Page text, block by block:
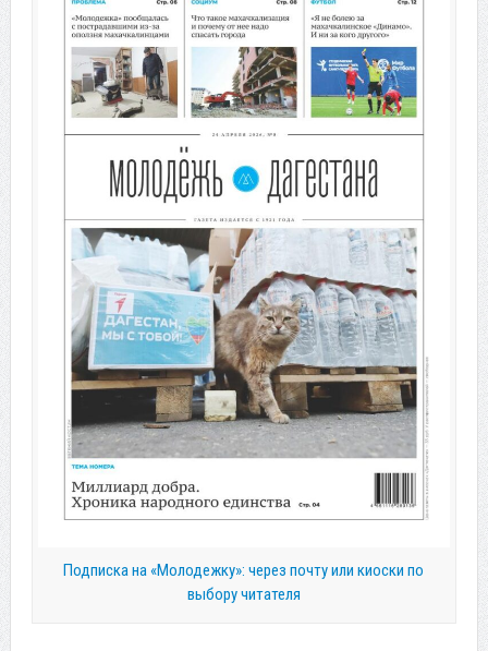
Подписка на «Молодежку»: через почту или киоски по
выбору читателя